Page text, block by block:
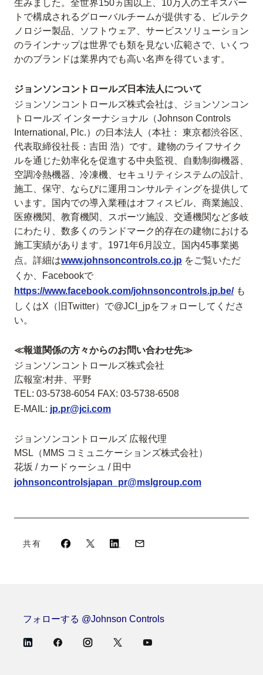
生みました。全世界150ヵ国以上、10万人のエキスパー
トで構成されるグローバルチームが提供する、ビルテク
ノロジー製品、ソフトウェア、サービスソリューション
のラインナップは世界でも類を見ない広範さで、いくつ
かのブランドは業界内でも高い名声を得ています。
ジョンソンコントロールズ日本法人について
ジョンソンコントロールズ株式会社は、ジョンソンコン
トロールズ インターナショナル（Johnson Controls
International, Plc.）の日本法人（本社： 東京都渋谷区、
代表取締役社長：吉田 浩）です。建物のライフサイク
ルを通じた効率化を促進する中央監視、自動制御機器、
空調冷熱機器、冷凍機、セキュリティシステムの設計、
施工、保守、ならびに運用コンサルティングを提供して
います。国内での導入業種はオフィスビル、商業施設、
医療機関、教育機関、スポーツ施設、交通機関など多岐
にわたり、数多くのランドマーク的存在の建物における
施工実績があります。1971年6月設立。国内45事業拠
点。詳細はwww.johnsoncontrols.co.jp をご覧いただ
くか、Facebookで
https://www.facebook.com/johnsoncontrols.jp.be/も
しくはX（旧Twitter）で@JCI_jpをフォローしてくださ
い。
≪報道関係の方々からのお問い合わせ先≫
ジョンソンコントロールズ株式会社
広報室:村井、平野
TEL: 03-5738-6054 FAX: 03-5738-6508
E-MAIL: jp.pr@jci.com
ジョンソンコントロールズ 広報代理
MSL（MMS コミュニケーションズ株式会社）
花坂 / カードゥーシュ / 田中
johnsoncontrolsjapan_pr@mslgroup.com
共有
フォローする @Johnson Controls